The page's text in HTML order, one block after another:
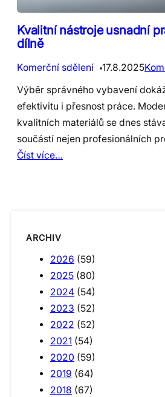
Kvalitní nástroje usnadní
dílně
Komerční sdělení 17.8.2025
Výběr správného vybavení
efektivitu i přesnost práce.
kvalitních materiálů se dnes
součástí nejen profesionálních
Číst více…
ARCHIV
2026 (59)
2025 (80)
2024 (54)
2023 (52)
2022 (52)
2021 (54)
2020 (59)
2019 (64)
2018 (67)